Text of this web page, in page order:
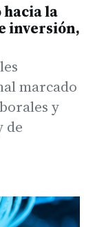
la
inversión,
marcado
y
de